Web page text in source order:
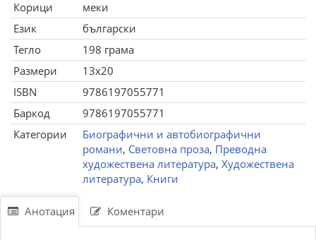
Корици
меки
Език
български
Тегло
198 грама
Размери
13x20
ISBN
9786197055771
Баркод
9786197055771
Категории
Биографични и автобиографични
романи, Световна проза, Преводна
художествена литература, Художествена
литература, Книги
Анотация Коментари